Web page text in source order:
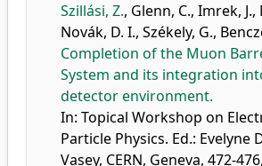
Szillási, Z., Glenn, C., Imrek, J.,
Novák, D. I., Székely, G.,
Completion of the Muon
System and its integration
detector environment.
In: Topical Workshop on
Particle Physics. Ed.: Evelyne
Vasey, CERN, Geneva, 472-